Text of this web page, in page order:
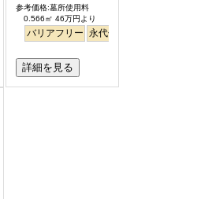
参考価格:墓所使用料
0.566㎡ 46万円より
バリアフリー 永代供養
詳細を見る